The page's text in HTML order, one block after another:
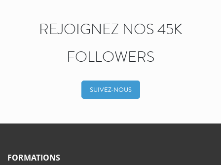
REJOIGNEZ NOS 45K
FOLLOWERS
SUIVEZ-NOUS
FORMATIONS